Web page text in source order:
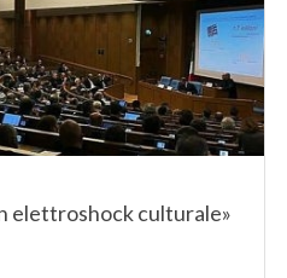
elettroshock culturale»